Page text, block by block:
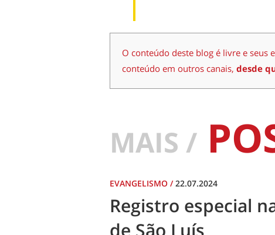
O conteúdo deste blog é livre e seus
conteúdo em outros canais, desde
MAIS /
EVANGELISMO /22.07.2024
Registro especial
de São Luís